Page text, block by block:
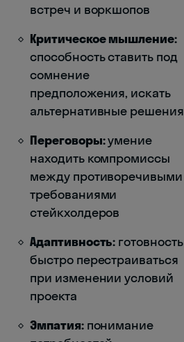
встреч и воркшопов
Критическое мышление:
способность ставить под
сомнение
предположения, искать
альтернативные решения
Переговоры:умение
находить компромиссы
между противоречивыми
требованиями
стейкхолдеров
Адаптивность: готовность
быстро перестраиваться
при изменении условий
проекта
Эмпатия:понимание